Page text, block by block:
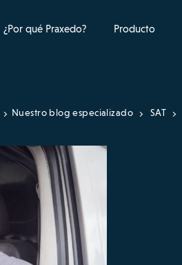
¿Por qué Praxedo? Producto
Nuestro blog especializado SAT